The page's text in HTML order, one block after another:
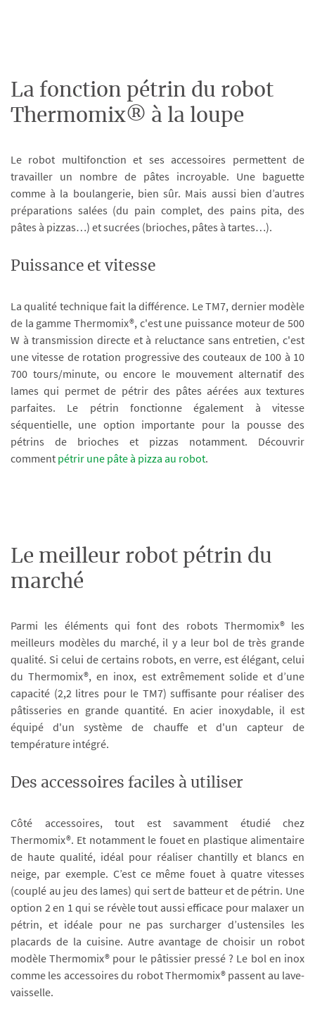
La fonction pétrin du robot
Thermomix® à la loupe
Le robot multifonction et ses accessoires permettent de
travailler un nombre de pâtes incroyable. Une baguette
comme à la boulangerie, bien sûr. Mais aussi bien d’autres
préparations salées (du pain complet, des pains pita, des
pâtes à pizzas…) et sucrées (brioches, pâtes à tartes…).
Puissance et vitesse
La qualité technique fait la différence. Le TM7, dernier modèle
de la gamme Thermomix®, c'est une puissance moteur de 500
W à transmission directe et à reluctance sans entretien, c'est
une vitesse de rotation progressive des couteaux de 100 à 10
700 tours/minute, ou encore le mouvement alternatif des
lames qui permet de pétrir des pâtes aérées aux textures
parfaites. Le pétrin fonctionne également à vitesse
séquentielle, une option importante pour la pousse des
pétrins de brioches et pizzas notamment. Découvrir
comment pétrir une pâte à pizza au robot.
Le meilleur robot pétrin du
marché
Parmi les éléments qui font des robots Thermomix® les
meilleurs modèles du marché, il y a leur bol de très grande
qualité. Si celui de certains robots, en verre, est élégant, celui
du Thermomix®, en inox, est extrêmement solide et d’une
capacité (2,2 litres pour le TM7) suffisante pour réaliser des
pâtisseries en grande quantité. En acier inoxydable, il est
équipé d'un système de chauffe et d'un capteur de
température intégré.
Des accessoires faciles à utiliser
Côté accessoires, tout est savamment étudié chez
Thermomix®. Et notamment le fouet en plastique alimentaire
de haute qualité, idéal pour réaliser chantilly et blancs en
neige, par exemple. C’est ce même fouet à quatre vitesses
(couplé au jeu des lames) qui sert de batteur et de pétrin. Une
option 2 en 1 qui se révèle tout aussi efficace pour malaxer un
pétrin, et idéale pour ne pas surcharger d’ustensiles les
placards de la cuisine. Autre avantage de choisir un robot
modèle Thermomix® pour le pâtissier pressé ? Le bol en inox
comme les accessoires du robot Thermomix® passent au lave-
vaisselle.